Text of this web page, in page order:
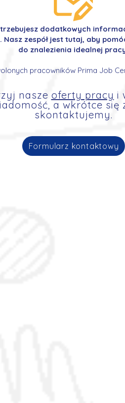
dodatkowych
zespół jest tutaj, aby
do znalezienia idealnej
pracowników Prima Job
nasze oferty pracy i
a wkrótce się
skontaktujemy.
Formularz kontaktowy